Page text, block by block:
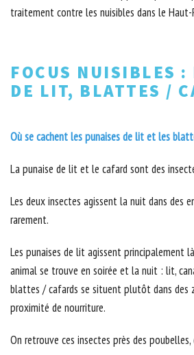
traitement contre les nuisibles dans le Haut-
FOCUS NUISIBLES :
DE LIT, BLATTES /
Où se cachent les punaises de lit et les
La punaise de lit et le cafard sont des
Les deux insectes agissent la nuit dans des
rarement.
Les punaises de lit agissent principalement
animal se trouve en soirée et la nuit : lit,
blattes / cafards se situent plutôt dans des
proximité de nourriture.
On retrouve ces insectes près des